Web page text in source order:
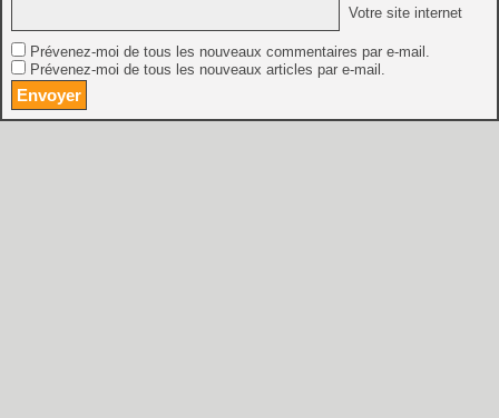
Votre site internet
Prévenez-moi de tous les nouveaux commentaires par e-mail.
Prévenez-moi de tous les nouveaux articles par e-mail.